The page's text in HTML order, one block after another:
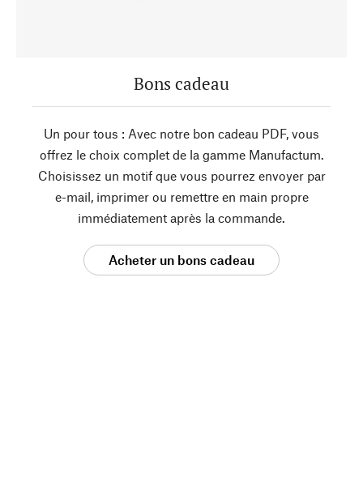
Bons cadeau
Un pour tous : Avec notre bon cadeau PDF, vous
offrez le choix complet de la gamme Manufactum.
Choisissez un motif que vous pourrez envoyer par
e-mail, imprimer ou remettre en main propre
immédiatement après la commande.
Acheter un bons cadeau